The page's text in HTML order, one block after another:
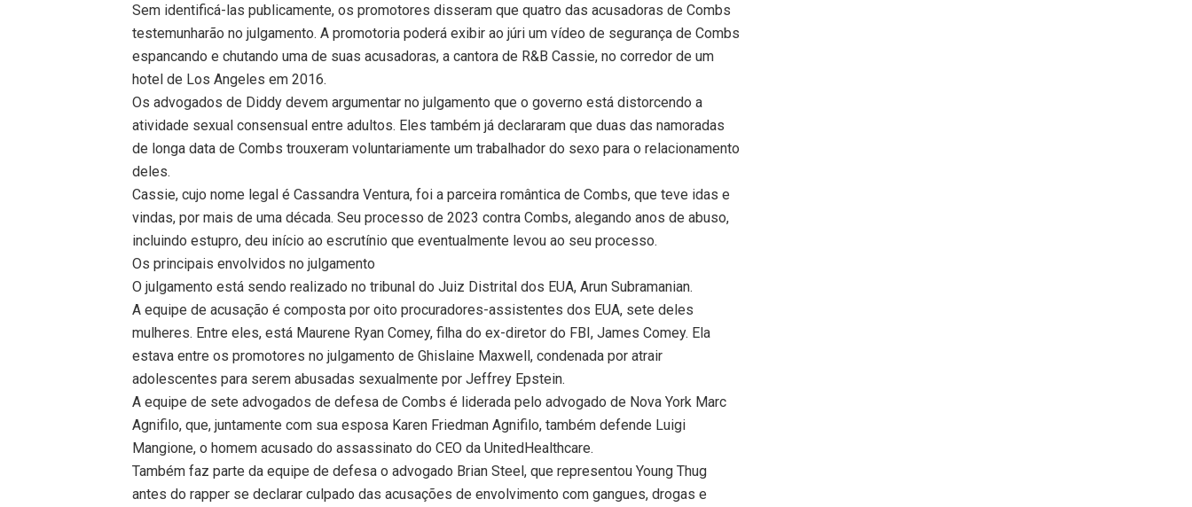
Sem identificá-las publicamente, os promotores disseram que quatro das acusadoras de Combs
testemunharão no julgamento. A promotoria poderá exibir ao júri um vídeo de segurança de Combs
espancando e chutando uma de suas acusadoras, a cantora de R&B Cassie, no corredor de um
hotel de Los Angeles em 2016.
Os advogados de Diddy devem argumentar no julgamento que o governo está distorcendo a
atividade sexual consensual entre adultos. Eles também já declararam que duas das namoradas
de longa data de Combs trouxeram voluntariamente um trabalhador do sexo para o relacionamento
deles.
Cassie, cujo nome legal é Cassandra Ventura, foi a parceira romântica de Combs, que teve idas e
vindas, por mais de uma década. Seu processo de 2023 contra Combs, alegando anos de abuso,
incluindo estupro, deu início ao escrutínio que eventualmente levou ao seu processo.
Os principais envolvidos no julgamento
O julgamento está sendo realizado no tribunal do Juiz Distrital dos EUA, Arun Subramanian.
A equipe de acusação é composta por oito procuradores-assistentes dos EUA, sete deles
mulheres. Entre eles, está Maurene Ryan Comey, filha do ex-diretor do FBI, James Comey. Ela
estava entre os promotores no julgamento de Ghislaine Maxwell, condenada por atrair
adolescentes para serem abusadas sexualmente por Jeffrey Epstein.
A equipe de sete advogados de defesa de Combs é liderada pelo advogado de Nova York Marc
Agnifilo, que, juntamente com sua esposa Karen Friedman Agnifilo, também defende Luigi
Mangione, o homem acusado do assassinato do CEO da UnitedHealthcare.
Também faz parte da equipe de defesa o advogado Brian Steel, que representou Young Thug
antes do rapper se declarar culpado das acusações de envolvimento com gangues, drogas e